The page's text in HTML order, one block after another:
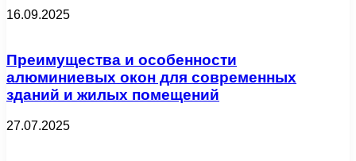
16.09.2025
Преимущества и особенности
алюминиевых окон для современных
зданий и жилых помещений
27.07.2025